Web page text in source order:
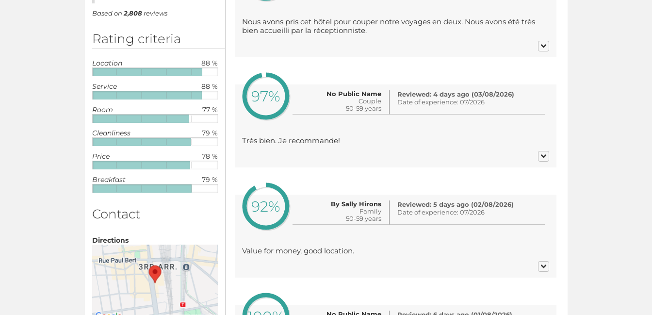
Based on 2,808reviews
Rating criteria
88 %
Location
88 %
Service
77 %
Room
79 %
Cleanliness
78 %
Price
79 %
Breakfast
Contact
Directions
Nous avons pris cet hôtel pour couper notre voyages en deux. Nous avons été très
bien accueilli par la réceptionniste.
97%
No Public Name
Couple
50-59 years
Reviewed: 4 days ago (03/08/2026)
Date of experience: 07/2026
Très bien. Je recommande!
92%
By Sally Hirons
Family
50-59 years
Reviewed: 5 days ago (02/08/2026)
Date of experience: 07/2026
Value for money, good location.